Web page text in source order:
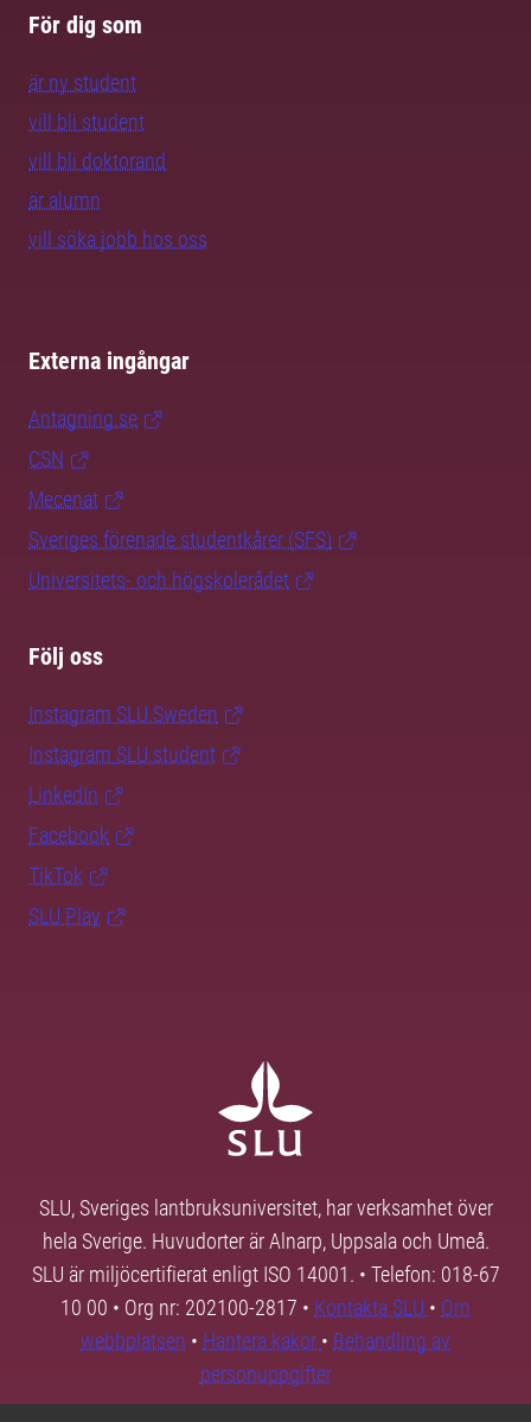
För dig som
är ny student
vill bli student
vill bli doktorand
är alumn
vill söka jobb hos oss
Externa ingångar
Antagning.se
CSN
Mecenat
Sveriges förenade studentkårer (SFS)
Universitets- och högskolerådet
Följ oss
Instagram SLU.Sweden
Instagram SLU.student
LinkedIn
Facebook
TikTok
SLU Play
SLU, Sveriges lantbruksuniversitet, har verksamhet över
hela Sverige. Huvudorter är Alnarp, Uppsala och Umeå.
SLU är miljöcertifierat enligt ISO 14001. • Telefon: 018-67
10 00 • Org nr: 202100-2817 • Kontakta SLU • Om
webbplatsen • Hantera kakor • Behandling av
personuppgifter